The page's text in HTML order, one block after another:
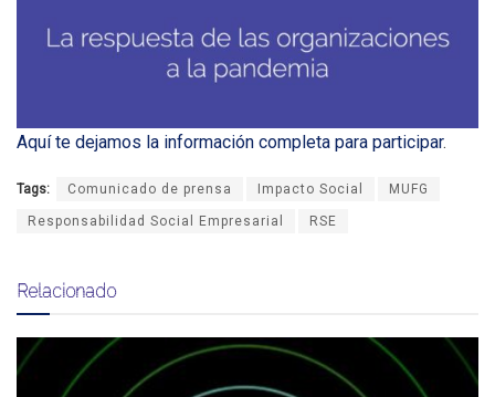
Aquí te dejamos la información completa para participar.
Tags: Comunicado de prensa Impacto Social MUFG
Responsabilidad Social Empresarial RSE
Relacionado